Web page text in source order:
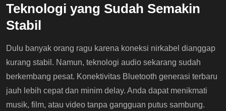
Teknologi yang Sudah Semakin
Stabil
Dulu banyak orang ragu karena koneksi nirkabel dianggap
kurang stabil. Namun, teknologi audio sekarang sudah
berkembang pesat. Konektivitas Bluetooth generasi terbaru
jauh lebih cepat dan minim delay. Anda dapat menikmati
musik, film, atau video tanpa gangguan putus sambung.